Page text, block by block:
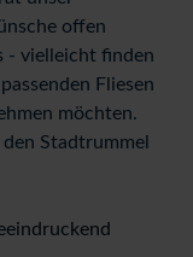
offen
- vielleicht finden
Fliesen
möchten.
Stadtrummel